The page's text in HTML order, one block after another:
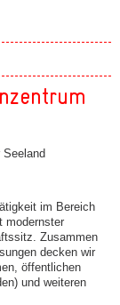
im Bereich
modernster
Zusammen
decken wir
öffentlichen
und weiteren